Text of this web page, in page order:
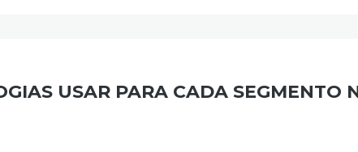
USAR PARA CADA SEGMENTO